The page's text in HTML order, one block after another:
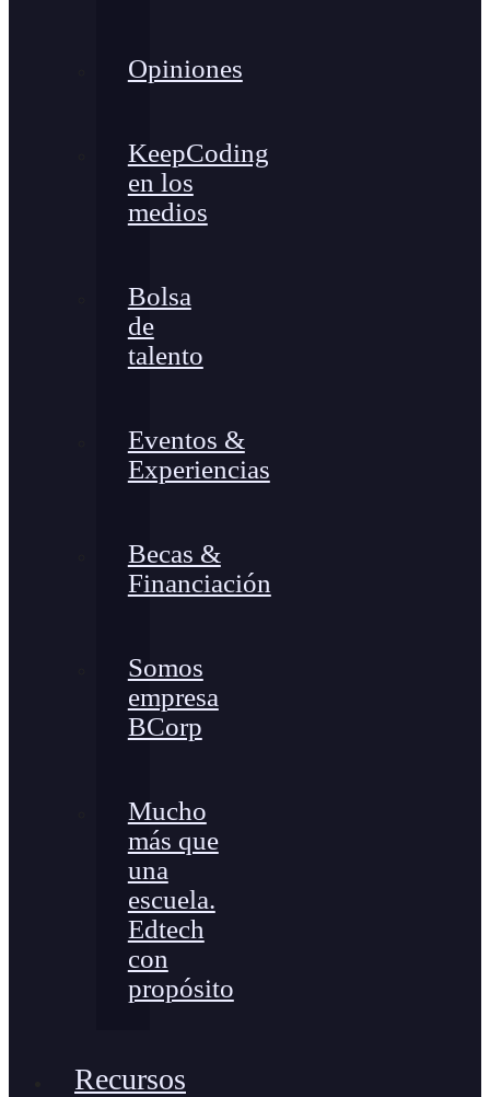
Opiniones
KeepCoding
en los
medios
Bolsa
de
talento
Eventos &
Experiencias
Becas &
Financiación
Somos
empresa
BCorp
Mucho
más que
una
escuela.
Edtech
con
propósito
Recursos